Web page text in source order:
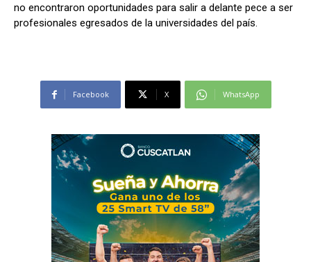
no encontraron oportunidades para salir a delante pece a ser
profesionales egresados de la universidades del país.
Facebook X WhatsApp